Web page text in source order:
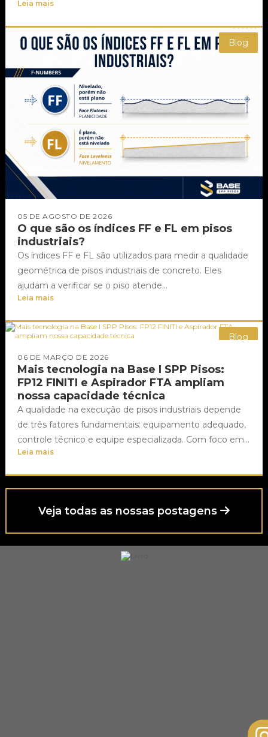
Leia mais
Blog
O que são os índices FF e FL em pisos
industriais?
05 DE AGOSTO DE 2026
Os índices FF e FL são utilizados para medir a qualidade
geométrica de pisos industriais de concreto. Eles
ajudam a verificar se o piso atende...
Leia mais
Blog
Mais tecnologia na Base I SPP Pisos:
FP12 FINITI e Aspirador FTA ampliam
nossa capacidade técnica
06 DE MARÇO DE 2026
A qualidade na execução de pisos industriais depende
de três fatores fundamentais: equipamento adequado,
controle técnico e equipe especializada. Com foco em
ampliar nossa eficiência operacional...
Leia mais
Veja todas as nossas postagens